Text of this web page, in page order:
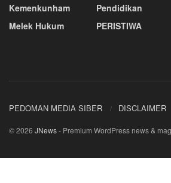
Kemenkunham
Melek Hukum
Pendidikan
PERISTIWA
PEDOMAN MEDIA SIBER DISCLAIMER
© 2026 JNews- Premium WordPress news &